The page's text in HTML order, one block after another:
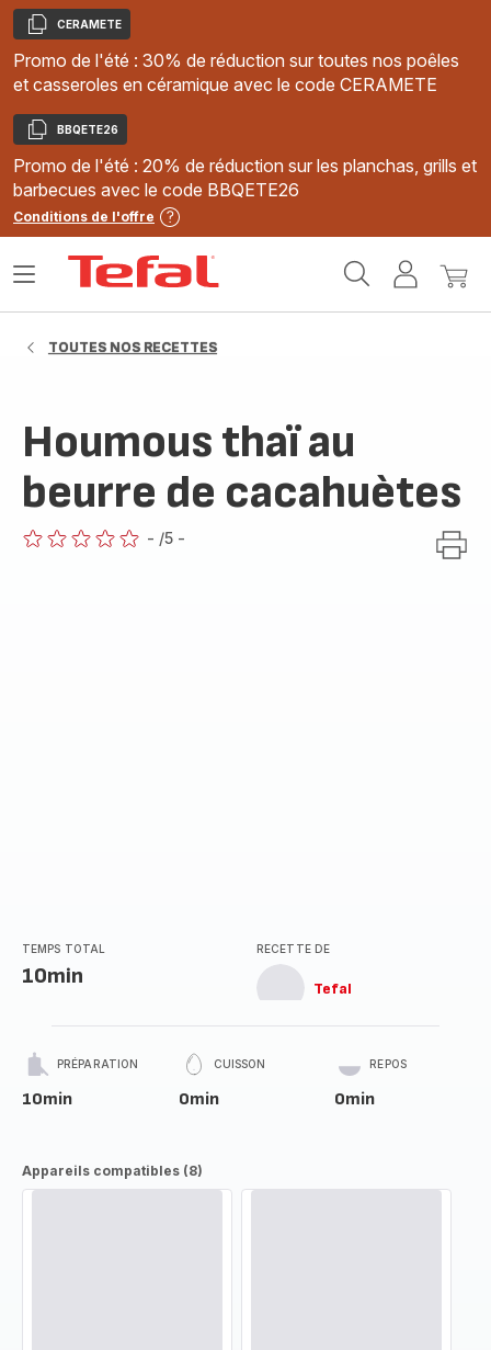
Copier
CERAMETE
Promo de l'été : 30% de réduction sur toutes nos poêles
et casseroles en céramique avec le code CERAMETE
Copier
BBQETE26
Promo de l'été : 20% de réduction sur les planchas, grills et
barbecues avec le code BBQETE26
Conditions de l'offre
MonMon
Ouvrir
TOUTES NOS RECETTES
Houmous thaï au
beurre de cacahuètes
- /5 -
TEMPS TOTAL
10min
RECETTE DE
Tefal
PRÉPARATION
10min
CUISSON
0min
REPOS
0min
Appareils compatibles (8)